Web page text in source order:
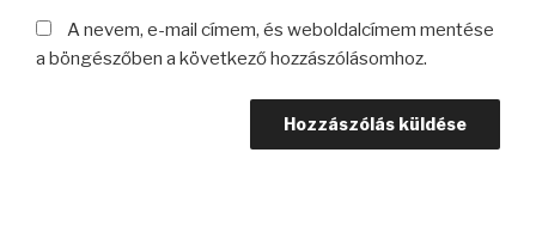
A nevem, e-mail címem, és weboldalcímem mentése
a böngészőben a következő hozzászólásomhoz.